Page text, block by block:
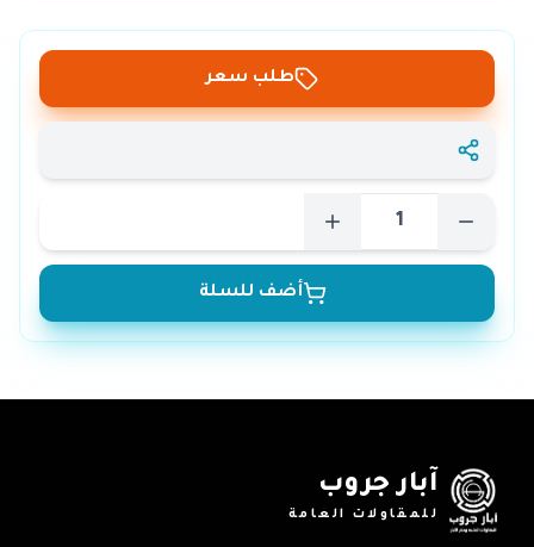
طلب سعر
أضف للسلة
آبار جروب
للمقاولات العامة